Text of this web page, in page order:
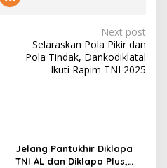
Next post
Selaraskan Pola Pikir dan
Pola Tindak, Dankodiklatal
Ikuti Rapim TNI 2025
Jelang Pantukhir Diklapa
TNI AL dan Diklapa Plus,